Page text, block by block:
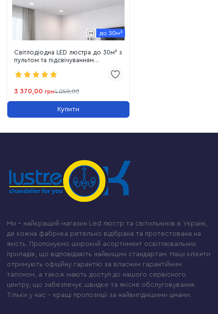
Світлодіодна LED люстра до 30м² з
пультом та підсвічуванням
3 370,00 грн4 050,00
Купити
Ми – найкращий магазин Led люстр та світильників в Україні,
де кожна фабрика ретельно відібрана та протестована на
якість. Пропонуємо широкий асортимент освітлювальних
приладів, що відповідають найвищим стандартам. Наші клієнти
отримують офіційну гарантію за власним гарантійним
талоном, а також мають доступ до нашого сервісного
центру, що забезпечує швидке та якісне обслуговування.
Тільки у нас – кращі пропозиції за найвигіднішими цінами.